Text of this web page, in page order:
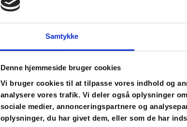
Samtykke
Denne hjemmeside bruger cookies
Vi bruger cookies til at tilpasse vores indhold og
analysere vores trafik. Vi deler også oplysninger
sociale medier, annonceringspartnere og
oplysninger, du har givet dem, eller som de har